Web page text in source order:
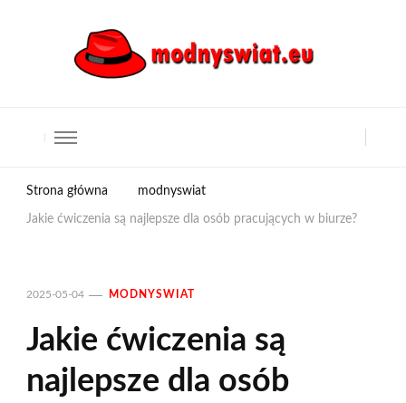
Strona główna modnyswiat
Jakie ćwiczenia są najlepsze dla osób pracujących w biurze?
2025-05-04 MODNYSWIAT
Jakie ćwiczenia są
najlepsze dla osób